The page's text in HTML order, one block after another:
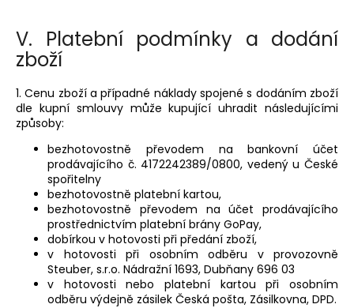
V. Platební podmínky a dodání
zboží
1. Cenu zboží a případné náklady spojené s dodáním zboží
dle kupní smlouvy může kupující uhradit následujícími
způsoby:
bezhotovostně převodem na bankovní účet
prodávajícího č. 4172242389/0800, vedený u České
spořitelny
bezhotovostně platební kartou,
bezhotovostně převodem na účet prodávajícího
prostřednictvím platební brány GoPay,
dobírkou v hotovosti při předání zboží,
v hotovosti při osobním odběru v provozovně
Steuber, s.r.o. Nádražní 1693, Dubňany 696 03
v hotovosti nebo platební kartou při osobním
odběru výdejně zásilek Česká pošta, Zásilkovna, DPD.